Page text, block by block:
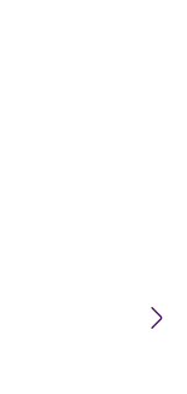
Previous